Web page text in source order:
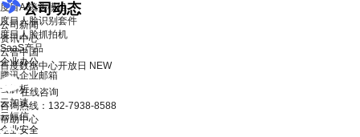
公司动态
公司新闻
资讯中心
云智中国
百度数据中心开放日 NEW
在线咨询
咨询热线：132-7938-8588
帮助中心
度目AI镜头模组
度目人脸识别套件
度目人脸抓拍机
SaaS产品
企业办公
腾讯企业邮箱
云解析
云加速
云短信
企业安全